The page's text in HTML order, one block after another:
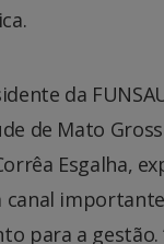
da
de Mato
Esgalha,
canal
para a gestão.